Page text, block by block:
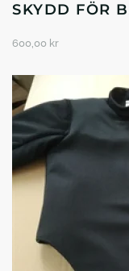
SKYDD FÖR
600,00 kr